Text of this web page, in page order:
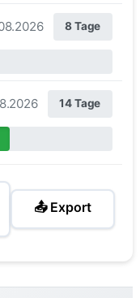
8 Tage
14 Tage
📤 Export